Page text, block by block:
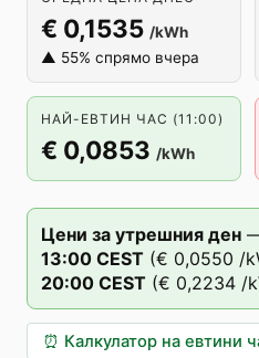
€ 0,1535 /kWh
▲ 55% спрямо вчера
НАЙ-ЕВТИН ЧАС (11:00)
€ 0,0853 /kWh
Цени за утрешния ден
13:00 CEST (€ 0,0550 /
20:00 CEST (€ 0,2234 /
⏰ Калкулатор на евтини